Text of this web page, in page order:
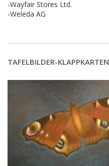
-Wayfair Stores Ltd.
-Weleda AG
TAFELBILDER-KLAPPKARTEN